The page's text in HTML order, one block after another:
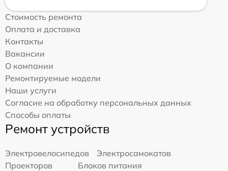
Стоимость ремонта
Оплата и доставка
Контакты
Вакансии
О компании
Ремонтируемые модели
Наши услуги
Согласие на обработку персональных данных
Способы оплаты
Ремонт устройств
Электровелосипедов
Электросамокатов
Проекторов
Блоков питания